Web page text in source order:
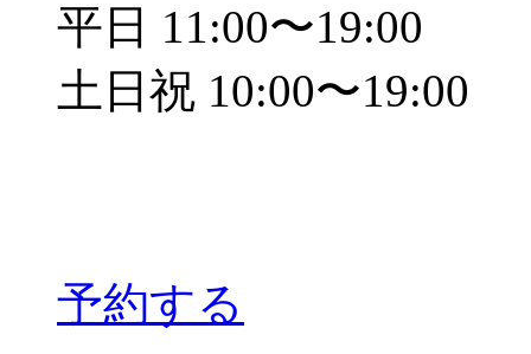
平日 11:00〜19:00
土日祝 10:00〜19:00
予約する